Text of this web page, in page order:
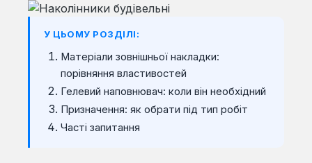
У ЦЬОМУ РОЗДІЛІ:
Матеріали зовнішньої накладки:
порівняння властивостей
Гелевий наповнювач: коли він необхідний
Призначення: як обрати під тип робіт
Часті запитання